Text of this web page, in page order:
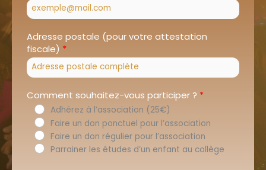
Adresse postale (pour votre attestation
fiscale)
Comment souhaitez-vous participer ?
Adhérez à l’association (25€)
Faire un don ponctuel pour l’association
Faire un don régulier pour l’association
Parrainer les études d’un enfant au collège